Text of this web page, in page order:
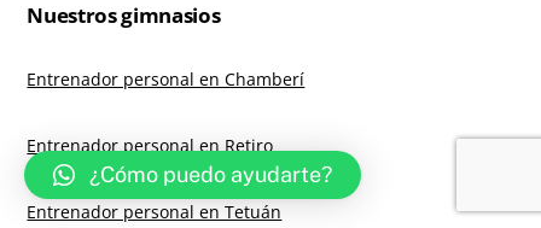
Nuestros gimnasios
Entrenador personal en Chamberí
Entrenador personal en Retiro
Entrenador personal en Tetuán
¿Cómo puedo ayudarte?